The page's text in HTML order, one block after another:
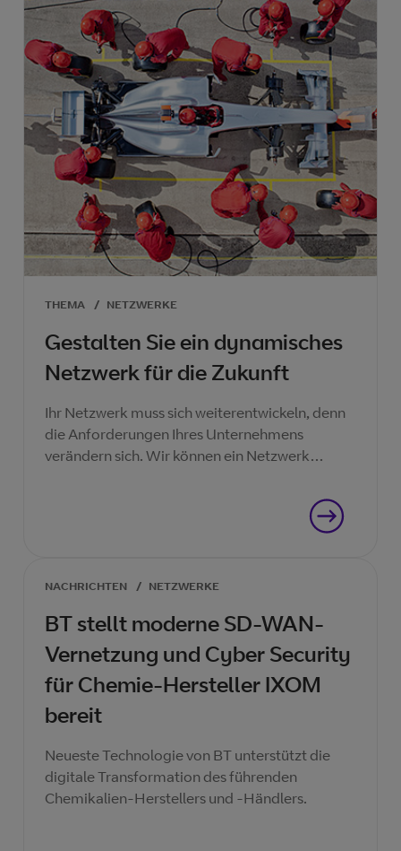
THEMA / NETZWERKE
Gestalten Sie ein dynamisches
Netzwerk für die Zukunft
Ihr Netzwerk muss sich weiterentwickeln, denn
die Anforderungen Ihres Unternehmens
verändern sich. Wir können ein Netzwerk
NACHRICHTEN / NETZWERKE
BT stellt moderne SD-WAN-
Vernetzung und Cyber Security
für Chemie-Hersteller IXOM
bereit
Neueste Technologie von BT unterstützt die
digitale Transformation des führenden
Chemikalien-Herstellers und -Händlers.